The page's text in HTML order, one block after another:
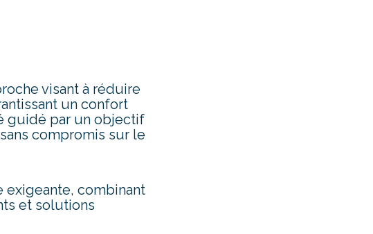
visant à réduire
un confort
guidé par un objectif
compromis sur le
exigeante, combinant
et solutions